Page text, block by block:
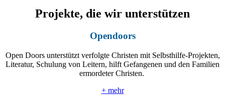
Projekte, die wir unterstützen
Opendoors
Open Doors unterstützt verfolgte Christen mit Selbsthilfe-Projekten,
Literatur, Schulung von Leitern, hilft Gefangenen und den Familien
ermordeter Christen.
+ mehr